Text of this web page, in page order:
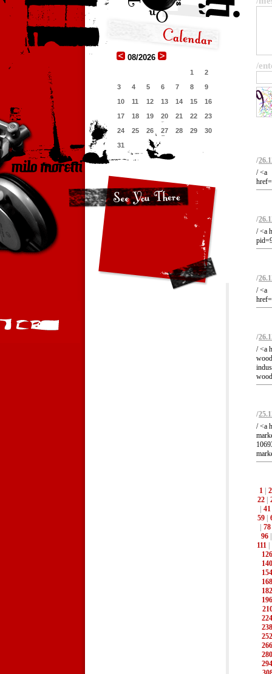
08/2026
1
2
3
4 5 6 7 8
9
10
11 12 13 14 15
16
17
18 19 20 21 22
23
24
25 26 27 28 29
30
31
/
/
/ <a
/
/ <a
/
/ <a
/
/ <a
/
/ <a
1
2
22|
41
59|
78
96
111|
126
140
154
168
182
196
224
238
252
266
280
294